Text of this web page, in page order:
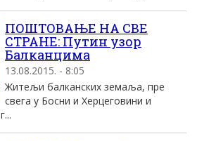
ПОШТОВАЊЕ НА СВЕ
СТРАНЕ: Путин узор
Балканцима
13.08.2015. - 8:05
Житељи балканских земаља, пре
свега у Босни и Херцеговини и